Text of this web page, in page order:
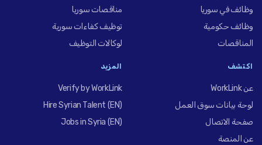
وظائف في سوريا
وظائف حكومية
المناقصات
مناقصات سوريا
توظيف كفاءات سورية
لوكالات التوظيف
اكتشف
عن WorkLink
لوحة بيانات سوق العمل
صفحة الاتصال
عن المنصة
المزيد
Verify by WorkLink
Hire Syrian Talent (EN)
Jobs in Syria (EN)